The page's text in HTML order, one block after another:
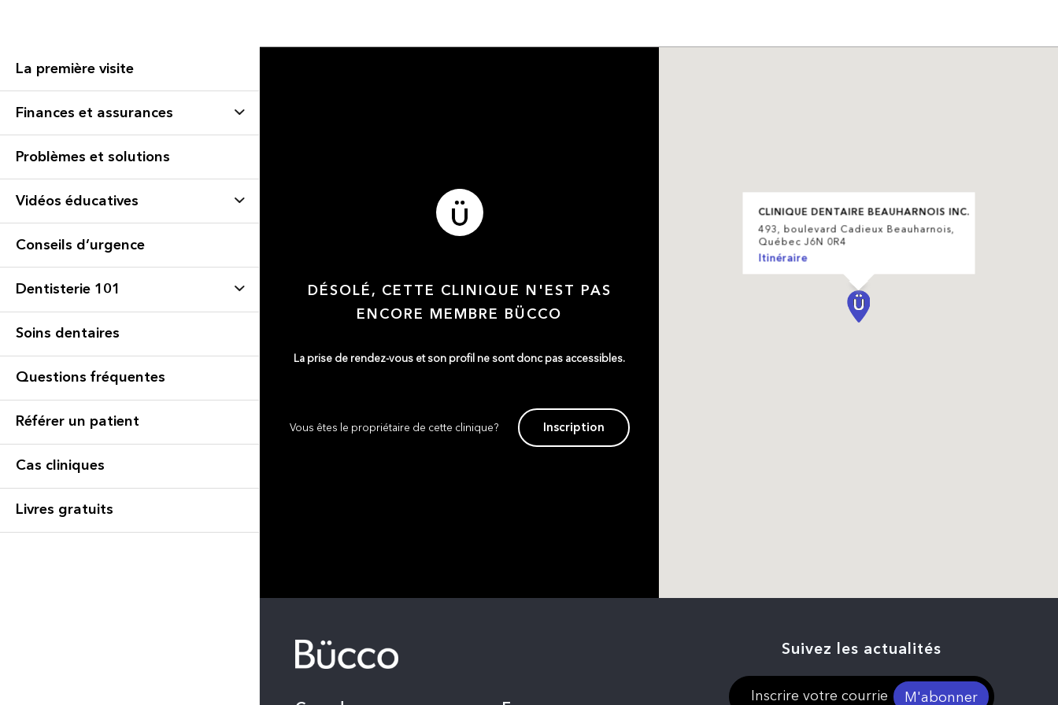
La première visite
Finances et assurances
Problèmes et solutions
Vidéos éducatives
Conseils d’urgence
Dentisterie 101
Soins dentaires
Questions fréquentes
Référer un patient
Cas cliniques
Livres gratuits
DÉSOLÉ, CETTE CLINIQUE N'EST PAS
ENCORE MEMBRE BÜCCO
La prise de rendez-vous et son profil ne sont donc pas accessibles.
Vous êtes le propriétaire de cette clinique? Inscription
CLINIQUE DENTAIRE BEAUHARNOIS INC.
493, boulevard Cadieux Beauharnois,
Québec J6N 0R4
Itinéraire
Suivez les actualités
M'abonner